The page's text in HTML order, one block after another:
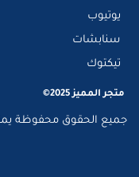
يوتيوب
سنابشات
تيكتوك
متجر المميز 2025©
جميع الحقوق محفوظة